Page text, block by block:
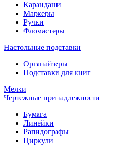
Карандаши
Маркеры
Ручки
Фломастеры
Настольные подставки
Органайзеры
Подставки для книг
Мелки
Чертежные принадлежности
Бумага
Линейки
Рапидографы
Циркули